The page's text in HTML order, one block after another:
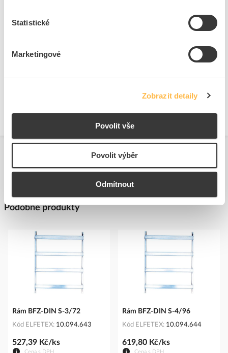
Statistické
Marketingové
Zobrazit detaily
Povolit vše
Povolit výběr
Odmítnout
Podobné produkty
Rám BFZ-DIN S-3/72
Kód ELFETEX 10.094.643
Cena s DPH
527,39 Kč/ks
Rám BFZ-DIN S-4/96
Kód ELFETEX 10.094.644
Cena s DPH
619,80 Kč/ks